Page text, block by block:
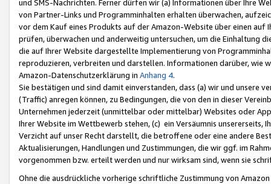
und SMS-Nachrichten. Ferner dürfen wir (a) Informationen über Ihre
von Partner-Links und Programminhalten erhalten überwachen,
vor dem Kauf eines Produkts auf der Amazon-Website über einen
prüfen, überwachen und anderweitig untersuchen, um die Einhaltung
die auf Ihrer Website dargestellte Implementierung von
reproduzieren, verbreiten und darstellen. Informationen darüber, wie
Amazon-Datenschutzerklärung in Anhang 4.
Sie bestätigen und sind damit einverstanden, dass (a) wir und
(Traffic) anregen können, zu Bedingungen, die von den in dieser
Unternehmen jederzeit (unmittelbar oder mittelbar) Websites oder
Ihrer Website im Wettbewerb stehen, (c) ein Versäumnis unsererseits,
Verzicht auf unser Recht darstellt, die betroffene oder eine andere
Aktualisierungen, Handlungen und Zustimmungen, die wir ggf. im
vorgenommen bzw. erteilt werden und nur wirksam sind, wenn sie
Ohne die ausdrückliche vorherige schriftliche Zustimmung von